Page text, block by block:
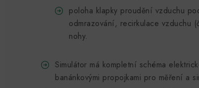
poloha klapky proudění vzduchu
odmrazování, recirkulace vzduchu
nohy.
Simulátor má kompletní schéma
banánkovými propojkami pro měření a